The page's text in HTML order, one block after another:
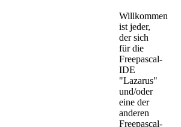
Willkommen
ist jeder,
der sich
für die
Freepascal-
IDE
"Lazarus"
und/oder
eine der
anderen
Freepascal-